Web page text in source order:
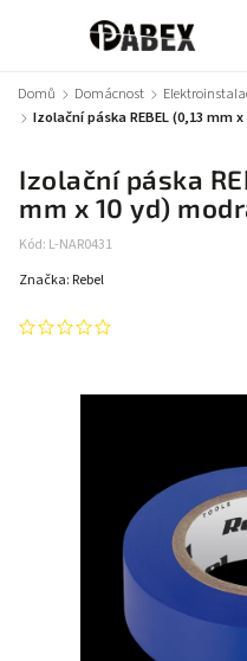
Domů / Domácnost /
/ Izolační páska REBEL (0,13 mm
Izolační páska
mm x 10 yd)
Kód: L-NAR0431
Značka: Rebel